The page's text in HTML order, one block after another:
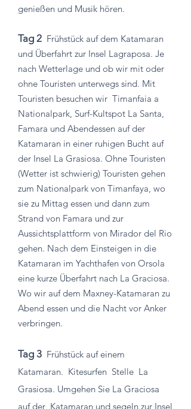
genießen und Musik hören.
Tag 2 Frühstück auf dem Katamaran
und Überfahrt zur Insel Lagraposa. Je
nach Wetterlage und ob wir mit oder
ohne Touristen unterwegs sind. Mit
Touristen besuchen wir Timanfaia a
Nationalpark, Surf-Kultspot La Santa,
Famara und Abendessen auf der
Katamaran in einer ruhigen Bucht auf
der Insel La Grasiosa. Ohne Touristen
(Wetter ist schwierig) Touristen gehen
zum Nationalpark von Timanfaya, wo
sie zu Mittag essen und dann zum
Strand von Famara und zur
Aussichtsplattform von Mirador del Rio
gehen. Nach dem Einsteigen in die
Katamaran im Yachthafen von Orsola
eine kurze Überfahrt nach La Graciosa.
Wo wir auf dem Maxney-Katamaran zu
Abend essen und die Nacht vor Anker
verbringen.
Tag 3 Frühstück auf einem
Katamaran. Kitesurfen Stelle La
Grasiosa. Umgehen Sie La Graciosa
auf der Katamaran und segeln zur Insel